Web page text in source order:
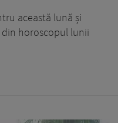
această lună și
horoscopul lunii